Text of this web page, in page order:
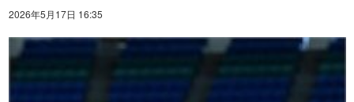
2026年5月17日 16:35